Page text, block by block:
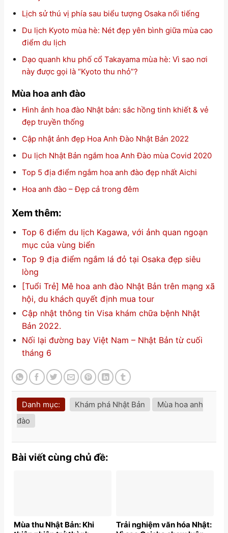
Lịch sử thú vị phía sau biểu tượng Osaka nổi tiếng
Du lịch Kyoto mùa hè: Nét đẹp yên bình giữa mùa cao
điểm du lịch
Dạo quanh khu phố cổ Takayama mùa hè: Vì sao nơi
này được gọi là “Kyoto thu nhỏ”?
Mùa hoa anh đào
Hình ảnh hoa đào Nhật bản: sắc hồng tinh khiết & vẻ
đẹp truyền thống
Cập nhật ảnh đẹp Hoa Anh Đào Nhật Bản 2022
Du lịch Nhật Bản ngắm hoa Anh Đào mùa Covid 2020
Top 5 địa điểm ngắm hoa anh đào đẹp nhất Aichi
Hoa anh đào – Đẹp cả trong đêm
Xem thêm:
Top 6 điểm du lịch Kagawa, với ảnh quan ngoạn
mục của vùng biển
Top 9 địa điểm ngắm lá đỏ tại Osaka đẹp siêu
lòng
[Tuổi Trẻ] Mê hoa anh đào Nhật Bản trên mạng xã
hội, du khách quyết định mua tour
Cập nhật thông tin Visa khám chữa bệnh Nhật
Bản 2022.
Nối lại đường bay Việt Nam – Nhật Bản từ cuối
tháng 6
Danh mục: Khám phá Nhật Bản
Mùa hoa anh
đào
Bài viết cùng chủ đề:
Mùa thu Nhật Bản: Khi
Trải nghiệm văn hóa Nhật: